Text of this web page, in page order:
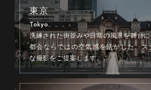
東京
Tokyo
洗練された街並みや日常の風景を舞台
都会ならではの空気感を活かした、ス
な撮影をご提案します。